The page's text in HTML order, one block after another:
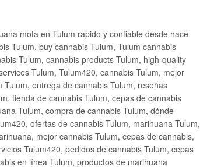
mota en Tulum rapido y confiable desde hace
Tulum, buy cannabis Tulum, Tulum cannabis
Tulum, cannabis products Tulum, high-quality
Tulum, Tulum420, cannabis Tulum, mejor
entrega de cannabis Tulum, reseñas
tienda de cannabis Tulum, cepas de cannabis
Tulum, compra de cannabis Tulum, dónde
ofertas de cannabis Tulum, marihuana Tulum,
mejor cannabis Tulum, cepas de cannabis,
Tulum420, pedidos de cannabis Tulum, cepas
en línea Tulum, productos de marihuana